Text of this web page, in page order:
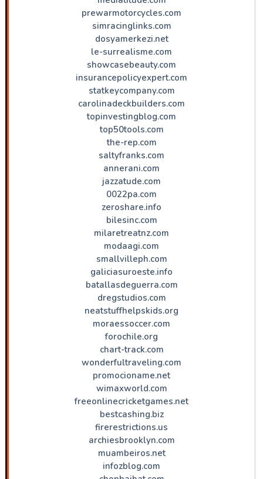
prewarmotorcycles.com
simracinglinks.com
dosyamerkezi.net
le-surrealisme.com
showcasebeauty.com
insurancepolicyexpert.com
statkeycompany.com
carolinadeckbuilders.com
topinvestingblog.com
top50tools.com
the-rep.com
saltyfranks.com
annerani.com
jazzatude.com
0022pa.com
zeroshare.info
bilesinc.com
milaretreatnz.com
modaagi.com
smallvilleph.com
galiciasuroeste.info
batallasdeguerra.com
dregstudios.com
neatstuffhelpskids.org
moraessoccer.com
forochile.org
chart-track.com
wonderfultraveling.com
promocioname.net
wimaxworld.com
freeonlinecricketgames.net
bestcashing.biz
firerestrictions.us
archiesbrooklyn.com
muambeiros.net
infozblog.com